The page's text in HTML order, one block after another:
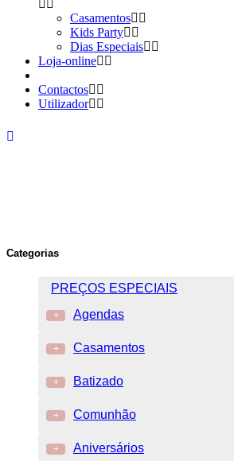
Casamentos
Kids Party
Dias Especiais
Loja-online
Contactos
Utilizador
Categorias
PREÇOS ESPECIAIS
+ Agendas
+ Casamentos
+ Batizado
+ Comunhão
+ Aniversários